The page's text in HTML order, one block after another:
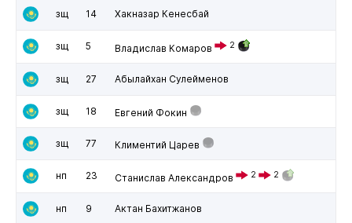
зщ 14 Хакназар Кенесбай
зщ 5 Владислав Комаров 2
зщ 27 Абылайхан Сулейменов
зщ 18 Евгений Фокин
зщ 77 Климентий Царев
нп 23 Станислав Александров 2 2
нп 9 Актан Бахитжанов